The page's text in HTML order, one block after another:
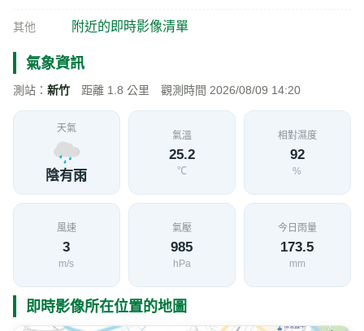
其他 附近的即時影像清單
氣象資訊
測站： 新竹 距離 1.8 公里 觀測時間 2026/08/09 14:20
天氣
陰有雨
氣溫
25.2
℃
相對濕度
92
%
風速
3
m/s
氣壓
985
hPa
今日雨量
173.5
mm
即時影像所在位置的地圖